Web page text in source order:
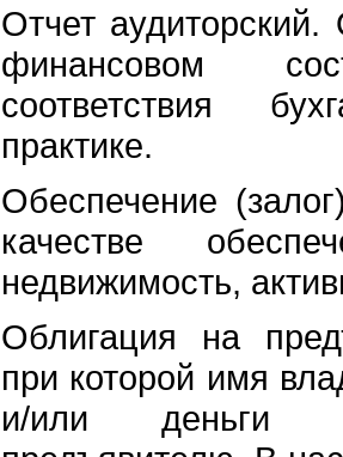
Отчет
финансовом
соответствия
практике.
Обеспечение
качестве
недвижимость,
Облигация на
при которой имя
и/или деньги